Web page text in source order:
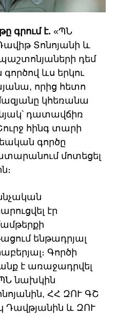
գրում է. «ՊՆ
Տոնոյանի և
դեմ
ևս երկու
որից հետո
կհեռանա
դատավճիռ
հինգ տարի
գործը
մոտեցել
էր
ենթադրյալ
Գործի
է առաջադրվել
ՊՆ նախկին
ՀՀ ԶՈՒ ԳՇ
և ԶՈՒ